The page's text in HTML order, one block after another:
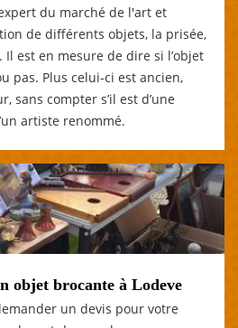
du marché de l'art et
de différents objets, la prisée,
est en mesure de dire si l’objet
pas. Plus celui-ci est ancien,
sans compter s’il est d’une
artiste renommé.
objet brocante à Lodeve
un devis pour votre